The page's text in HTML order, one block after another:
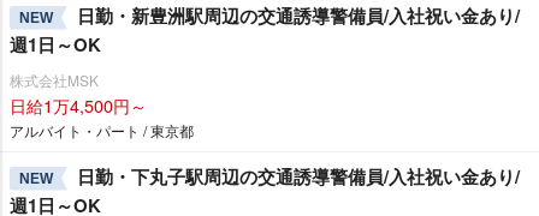
NEW
日勤・新豊洲駅周辺の交通誘導警備員/入社祝い金あり/
週1日～OK
株式会社MSK
日給1万4,500円～
アルバイト・パート / 東京都
NEW
日勤・下丸子駅周辺の交通誘導警備員/入社祝い金あり/
週1日～OK